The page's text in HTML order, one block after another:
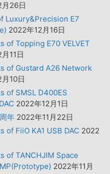
26日
Luxury&Precision E7
2022年12月16日
of Topping E70 VELVET
11日
of Gustard A26 Network
10日
of SMSL D400ES
2022年12月1日
年 2022年11月22日
of FiiO KA1 USB DAC 2022
of TANCHJIM Space
2022年11月